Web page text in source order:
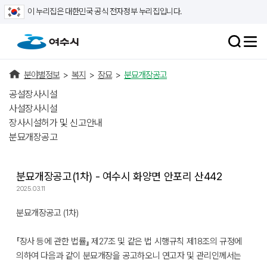
이 누리집은 대한민국 공식 전자정부 누리집입니다.
분야별정보 > 복지 > 장묘 > 분묘개장공고
공설장사시설
사설장사시설
장사시설허가 및 신고안내
분묘개장공고
분묘개장공고(1차) - 여수시 화양면 안포리 산442
2025.03.11
분묘개장공고 (1차)
『장사 등에 관한 법률』 제27조 및 같은 법 시행규칙 제18조의 규정에
의하여 다음과 같이 분묘개장을 공고하오니 연고자 및 관리인께서는